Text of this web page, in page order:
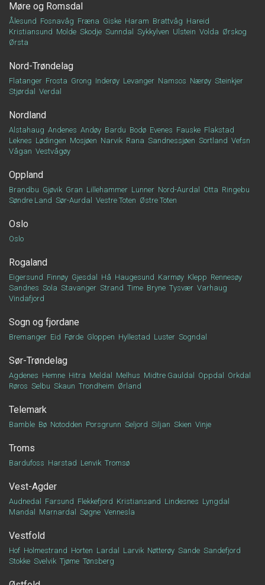
Møre og Romsdal
Ålesund Fosnavåg Fræna Giske Haram Brattvåg Hareid
Kristiansund Molde Skodje Sunndal Sykkylven Ulstein Volda Ørskog
Ørsta
Nord-Trøndelag
Flatanger Frosta Grong Inderøy Levanger Namsos Nærøy Steinkjer
Stjørdal
Verdal
Nordland
Alstahaug Andenes Andøy Bardu Bodø Evenes Fauske Flakstad
Leknes Lødingen Mosjøen Narvik Rana Sandnessjøen Sortland Vefsn
Vågan Vestvågøy
Oppland
Brandbu Gjøvik Gran Lillehammer Lunner Nord-Aurdal Otta Ringebu
Søndre Land Sør-Aurdal Vestre Toten Østre Toten
Oslo
Oslo
Rogaland
Eigersund Finnøy Gjesdal Hå Haugesund Karmøy Klepp Rennesøy
Sandnes Sola Stavanger Strand Time Bryne Tysvær Varhaug
Vindafjord
Sogn og fjordane
Bremanger Eid Førde Gloppen Hyllestad Luster Sogndal
Sør-Trøndelag
Agdenes Hemne Hitra Meldal Melhus Midtre Gauldal Oppdal
Orkdal
Røros Selbu Skaun Trondheim Ørland
Telemark
Bamble Bø Notodden Porsgrunn Seljord Siljan Skien Vinje
Troms
Bardufoss Harstad Lenvik Tromsø
Vest-Agder
Audnedal Farsund Flekkefjord Kristiansand Lindesnes Lyngdal
Mandal
Marnardal Søgne Vennesla
Vestfold
Hof Holmestrand Horten Lardal Larvik Nøtterøy Sande Sandefjord
Stokke Svelvik Tjøme Tønsberg